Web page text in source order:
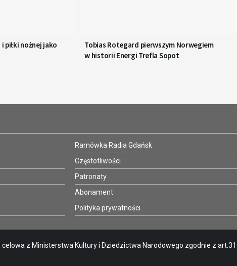
piłki nożnej jako
Tobias Rotegard pierwszym Norwegiem
w historii Energi Trefla Sopot
Ramówka Radia Gdańsk
Częstotliwości
Patronaty
Abonament
Polityka prywatności
celowa z Ministerstwa Kultury i Dziedzictwa Narodowego zgodnie z